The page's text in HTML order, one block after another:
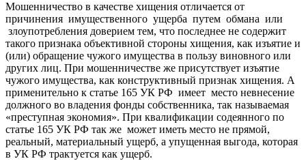
Мошенничество в качестве хищения отличается от
причинения имущественного ущерба путем обмана или
злоупотребления доверием тем, что последнее не содержит
такого признака объективной стороны хищения, как изъятие и
(или) обращение чужого имущества в пользу виновного или
других лиц. При мошенничестве же присутствует изъятие
чужого имущества, как конструктивный признак хищения. А
применительно к статье 165 УК РФ имеет место невнесение
должного во владения фонды собственника, так называемая
«преступная экономия». При квалификации содеянного по
статье 165 УК РФ так же может иметь место не прямой,
реальный, материальный ущерб, а упущенная выгода, которая
в УК РФ трактуется как ущерб.